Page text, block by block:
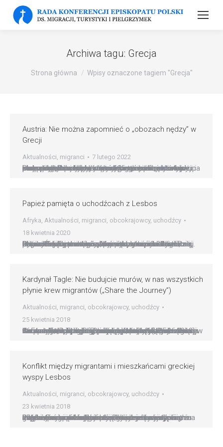
Archiwa tagu: Grecja
Strona główna Wpisy oznaczone tagiem "Grecja"
Austria: Nie można zapomnieć o „obozach nędzy” w
Grecji
Aktualności, migranci 7 lutego 2022
Biskup Innsbrucka, Hermann Glettler, po raz kolejny zaapelował do rządu austriackiego o zrewidowanie kursu polityki azylowej i przyjęcie „możliwie przewidywalnej liczby rodzin” z greckich „obozów slumsów”. Powodem obecnego oświadczenia biskupa na Instagramie były doniesienia o zimnie, prostytucji i przemocy, z powodu których cierpią rodziny w obozach: „Uchodźcy, w tym liczne rodziny, które już mają prawo…
Papież pamięta o uchodźcach z Lesbos
Afryka, Aktualności, migranci, obcokrajowcy, uchodźcy
18 kwietnia 2020
?Nie chcę zapomnieć o wyspie Lesbos? ? tymi słowami kilka dni temu, w uroczystość wielkanocną, Papież Franciszek przypomniał o cierpieniach migrantów i uchodźców, wśród nich wielu dzieci, przebywających na greckiej wyspie u wybrzeży Turcji. Ojciec Święty przebywał pomiędzy nimi cztery lata temu. 16 kwietnia obóz Moria wraz z nim odwiedzili: Patriarcha Ekumeniczny Konstantynopola Bartłomiej oraz…
Kardynał Tagle: Nie budujcie murów, w nas wszystkich
płynie krew migrantów („Share the Journey”)
Aktualności, migranci, obcokrajowcy, uchodźcy
25 kwietnia 2018
Caritas Internationalis, międzynarodowa konfederacja 165 katolickich agencji pomocy humanitarnej, rozpoczyna „Tydzień Globalnej Akcji” (17-25.06.2018) w ramach kampanii „Podziel się podróżą” („Share the Journey”), aby przyczynić się do pozytywnych zmian we wszystkich, którzy mają doświadczenie w migracji. Kampania „Podziel się podróżą”, która rozpoczęła się we wrześniu ubiegłego roku, została zainspirowana wezwaniem papieża Franciszka do przyłączenia się…
Konflikt między migrantami i mieszkańcami greckiej
wyspy Lesbos
Aktualności, migranci, obcokrajowcy, uchodźcy
23 kwietnia 2018
Poważne starcia wybuchły w niedzielę wieczorem na greckiej wyspie Lesbos między przymusowymi migrantami a mieszkańcami, którzy obawiają się, że ciągła obecność imigrantów może zaszkodzić ich interesom w zbliżającym się sezonie turystycznym. Papież Franciszek odwiedził głównie syryjskich migrantów w dwóch obozach na Lesbos w kwietniu 2016 r., pragnąc w ten sposób wyrazić swoją solidarność i pobudzić…